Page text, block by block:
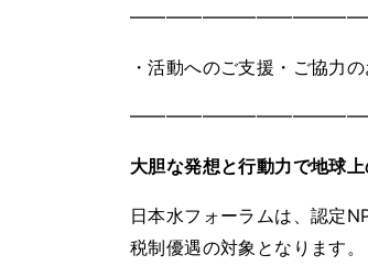
・活動へのご支援・ご協力
大胆な発想と行動力で地球
日本水フォーラムは、認定
税制優遇の対象となります。